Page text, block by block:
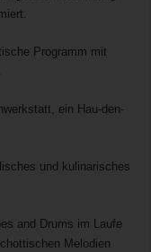
Programm mit
ein Hau-den-
und kulinarisches
and Drums im Laufe
Melodien